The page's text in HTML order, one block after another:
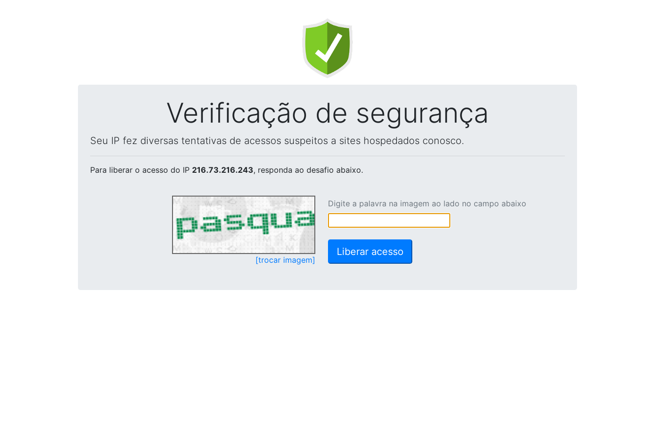
Verificação de segurança
Seu IP fez diversas tentativas de acessos suspeitos a sites hospedados conosco.
Para liberar o acesso do IP 216.73.216.243, responda ao desafio abaixo.
[trocar imagem]
Digite a palavra na imagem ao lado no campo abaixo